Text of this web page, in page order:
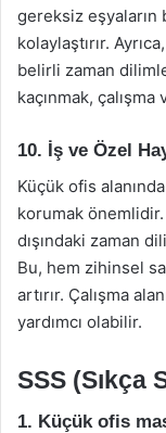
gereksiz eşyaların
kolaylaştırır.
belirli zaman
kaçınmak,
10. İş ve Özel
Küçük ofis
korumak
dışındaki zaman
Bu, hem zihinsel
artırır. Çalışma
yardımcı olabilir.
SSS (Sıkça
1. Küçük ofis